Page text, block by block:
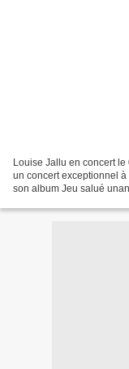
Louise Jallu en concert
un concert exceptionnel
son album Jeu salué